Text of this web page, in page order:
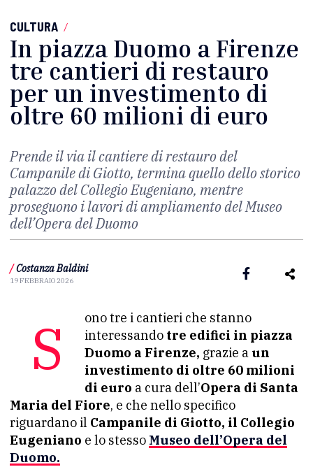
CULTURA /
In piazza Duomo a Firenze
tre cantieri di restauro
per un investimento di
oltre 60 milioni di euro
Prende il via il cantiere di restauro del
Campanile di Giotto, termina quello dello storico
palazzo del Collegio Eugeniano, mentre
proseguono i lavori di ampliamento del Museo
dell’Opera del Duomo
/ Costanza Baldini
19 FEBBRAIO 2026
Sono tre i cantieri che stanno interessando tre edifici in piazza
Duomo a Firenze, grazie a un
investimento di oltre 60 milioni
di euro a cura dell’Opera di Santa
Maria del Fiore, e che nello specifico
riguardano il Campanile di Giotto, il Collegio
Eugeniano e lo stesso Museo dell’Opera del
Duomo.